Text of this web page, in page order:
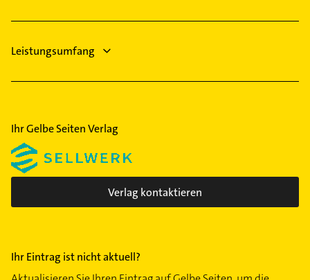
Leistungsumfang
Ihr Gelbe Seiten Verlag
Verlag kontaktieren
Ihr Eintrag ist nicht aktuell?